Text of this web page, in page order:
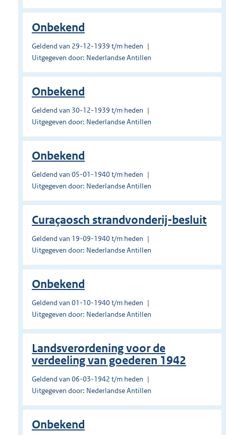
Onbekend
Geldend van 29-12-1939 t/m heden
Uitgegeven door: Nederlandse Antillen
Onbekend
Geldend van 30-12-1939 t/m heden
Uitgegeven door: Nederlandse Antillen
Onbekend
Geldend van 05-01-1940 t/m heden
Uitgegeven door: Nederlandse Antillen
Curaçaosch strandvonderij-besluit
Geldend van 19-09-1940 t/m heden
Uitgegeven door: Nederlandse Antillen
Onbekend
Geldend van 01-10-1940 t/m heden
Uitgegeven door: Nederlandse Antillen
Landsverordening voor de
verdeeling van goederen 1942
Geldend van 06-03-1942 t/m heden
Uitgegeven door: Nederlandse Antillen
Onbekend